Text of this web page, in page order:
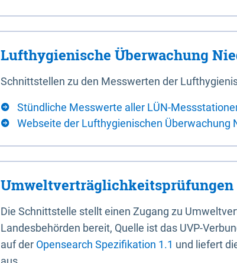
Lufthygienische Überwachung
Schnittstellen zu den Messwerten der
Stündliche Messwerte aller LÜN-
Webseite der Lufthygienischen Überwachung
Umweltverträglichkeitsprüfungen
Die Schnittstelle stellt einen Zugang zu
Landesbehörden bereit, Quelle ist das UVP-
auf der Opensearch Spezifikation 1.1 und liefert